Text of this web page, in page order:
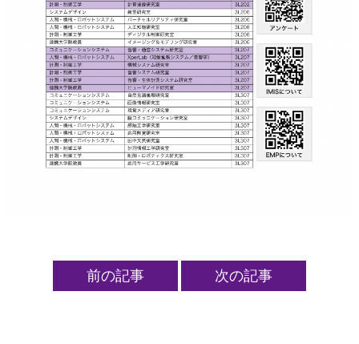
組織体制（学内のみ）
（旧組織）知能機能システム専攻
前の記事 次の記事